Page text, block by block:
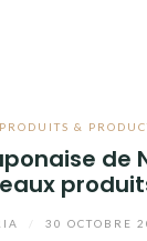
PRODUITS &
de
30 OCTOBRE